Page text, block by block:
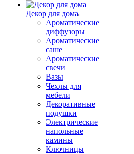
Декор для дома
Ароматические
диффузоры
Ароматические
саше
Ароматические
свечи
Вазы
Чехлы для
мебели
Декоративные
подушки
Электрические
напольные
камины
Ключницы